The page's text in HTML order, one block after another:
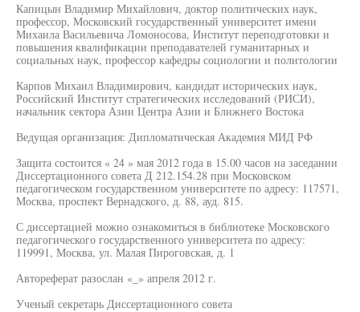
Капицын Владимир Михайлович, доктор политических наук,
профессор, Московский государственный университет имени
Михаила Васильевича Ломоносова, Институт переподготовки и
повышения квалификации преподавателей гуманитарных и
социальных наук, профессор кафедры социологии и политологии
Карпов Михаил Владимирович, кандидат исторических наук,
Российский Институт стратегических исследований (РИСИ),
начальник сектора Азии Центра Азии и Ближнего Востока
Ведущая организация: Дипломатическая Академия МИД РФ
Защита состоится « 24 » мая 2012 года в 15.00 часов на заседании
Диссертационного совета Д 212.154.28 при Московском
педагогическом государственном университете по адресу: 117571,
Москва, проспект Вернадского, д. 88, ауд. 815.
С диссертацией можно ознакомиться в библиотеке Московского
педагогического государственного университета по адресу:
119991, Москва, ул. Малая Пироговская, д. 1
Автореферат разослан «_» апреля 2012 г.
Ученый секретарь Диссертационного совета